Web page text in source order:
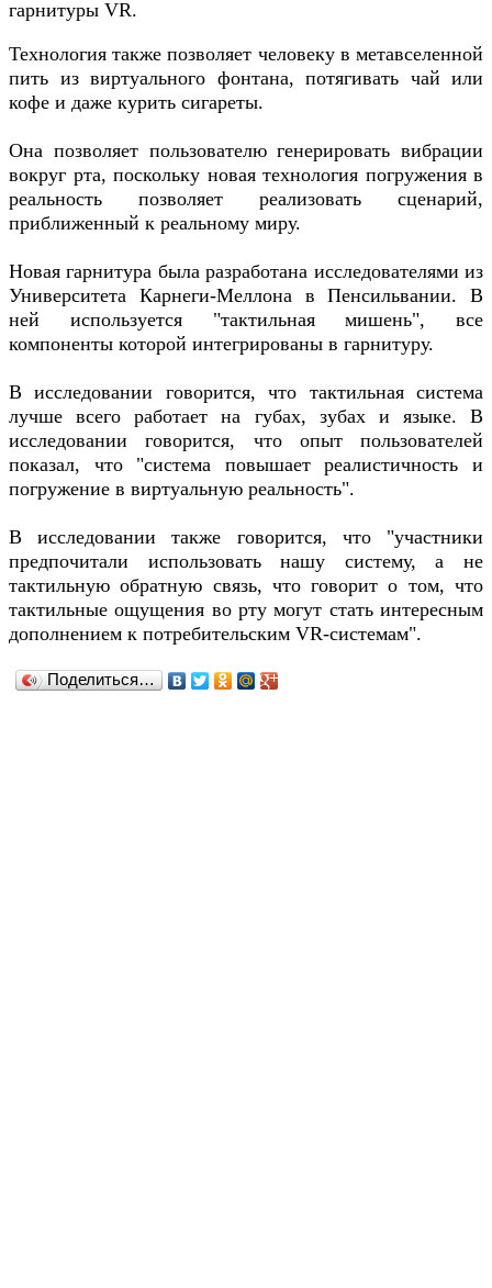
гарнитуры VR.
Технология также позволяет человеку в метавселенной
пить из виртуального фонтана, потягивать чай или
кофе и даже курить сигареты.
Она позволяет пользователю генерировать вибрации
вокруг рта, поскольку новая технология погружения в
реальность позволяет реализовать сценарий,
приближенный к реальному миру.
Новая гарнитура была разработана исследователями из
Университета Карнеги-Меллона в Пенсильвании. В
ней используется "тактильная мишень", все
компоненты которой интегрированы в гарнитуру.
В исследовании говорится, что тактильная система
лучше всего работает на губах, зубах и языке. В
исследовании говорится, что опыт пользователей
показал, что "система повышает реалистичность и
погружение в виртуальную реальность".
В исследовании также говорится, что "участники
предпочитали использовать нашу систему, а не
тактильную обратную связь, что говорит о том, что
тактильные ощущения во рту могут стать интересным
дополнением к потребительским VR-системам".
Поделиться…